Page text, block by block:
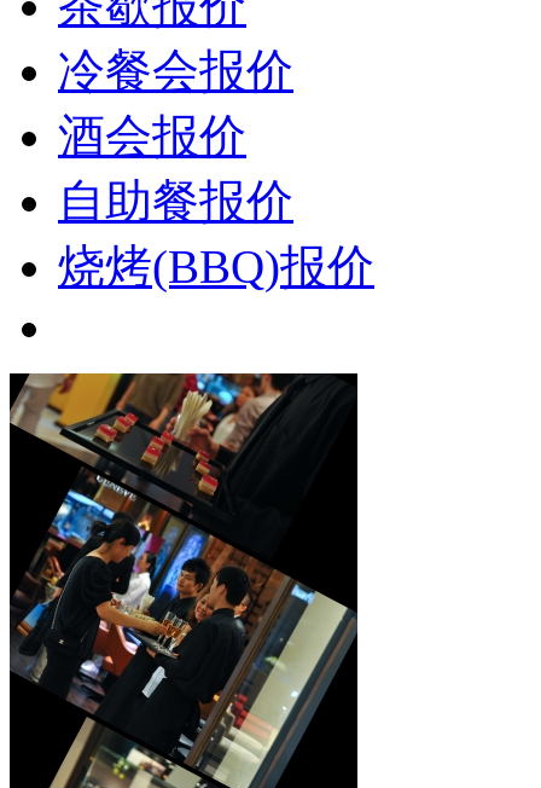
冷餐会报价
酒会报价
自助餐报价
烧烤(BBQ)报价